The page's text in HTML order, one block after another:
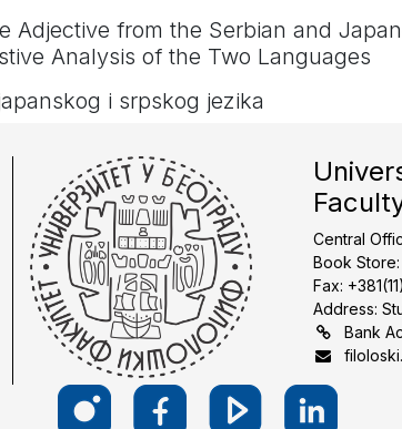
Adjective from the Serbian and
Analysis of the Two Languages
i srpskog jezika
Central
Book Store:
Fax:
Address:
Bank